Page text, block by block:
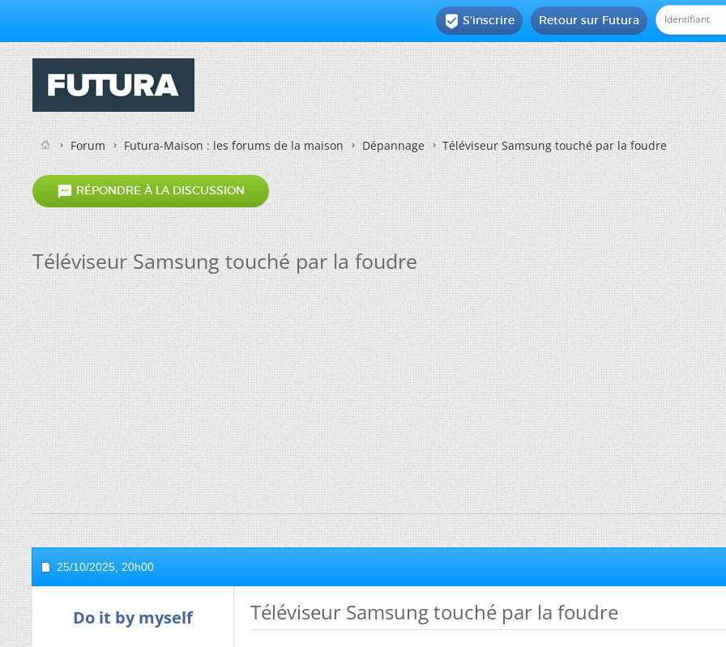
Retour sur Futura
 S'inscrire
Forum Futura-Maison : les forums de la maison Dépannage Téléviseur Samsung touché par la foudre
 RÉPONDRE À LA DISCUSSION
Téléviseur Samsung touché par la foudre
25/10/2025, 20h00
Do it by myself Téléviseur Samsung touché par la foudre